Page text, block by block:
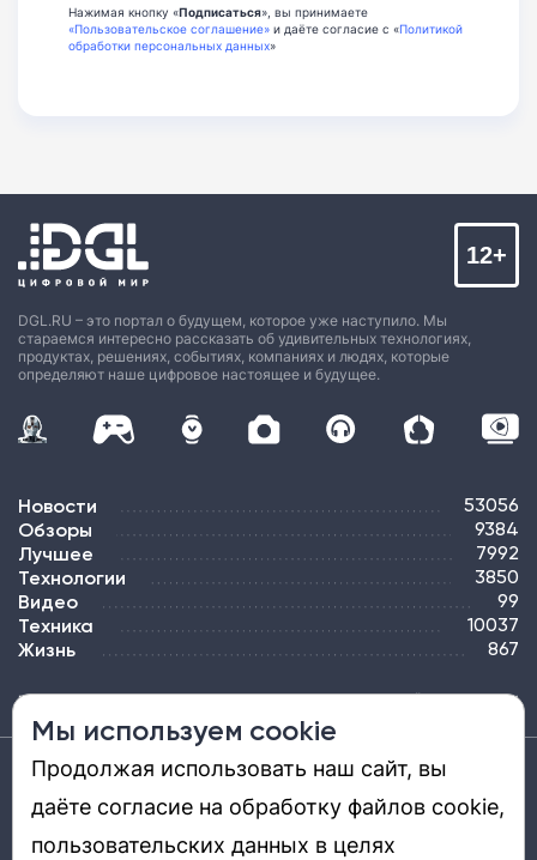
Нажимая кнопку «Подписаться», вы принимаете
«Пользовательское соглашение» и даёте согласие с «Политикой
обработки персональных данных»
DGL.RU – это портал о будущем, которое уже наступило. Мы
стараемся интересно рассказать об удивительных технологиях,
продуктах, решениях, событиях, компаниях и людях, которые
определяют наше цифровое настоящее и будущее.
12+
Новости 53056
Обзоры 9384
Лучшее 7992
Технологии 3850
Видео 99
Техника 10037
Жизнь 867
ПОДПИСКА РЕКЛАМА КОНТАКТЫ КАРТА САЙТА ТЭГИ
Средство массовой информации «DGL.RU — Цифровой мир» (www.dgl.ru).
Реестровая запись средства массовой информации (СМИ) сетевого издания ЭЛ №
ФС 77 - 81669, выдано Роскомнадзором 27.08.2021. Учредитель: ООО «ДиДжиЭль».
Главный редактор: Шкред Т. В. Телефон редакции +7901-907-1590. Адрес
Перепечатка материалов и использование их в любой форме, в том числе и в
электронных СМИ, возможны только с письменного разрешения редакции.
Мы используем cookie
Продолжая использовать наш сайт, вы
даёте согласие на обработку файлов cookie,
пользовательских данных в целях